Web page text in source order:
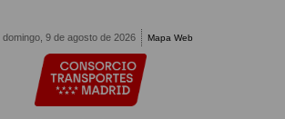
domingo, 9 de agosto de 2026 Mapa Web